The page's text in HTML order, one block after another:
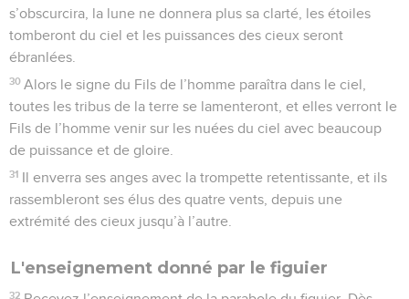
s’obscurcira, la lune ne donnera plus sa clarté, les étoiles
tomberont du ciel et les puissances des cieux seront
ébranlées.
30 Alors le signe du Fils de l’homme paraîtra dans le ciel,
toutes les tribus de la terre se lamenteront, et elles verront le
Fils de l’homme venir sur les nuées du ciel avec beaucoup
de puissance et de gloire.
31 Il enverra ses anges avec la trompette retentissante, et ils
rassembleront ses élus des quatre vents, depuis une
extrémité des cieux jusqu’à l’autre.
L'enseignement donné par le figuier
32